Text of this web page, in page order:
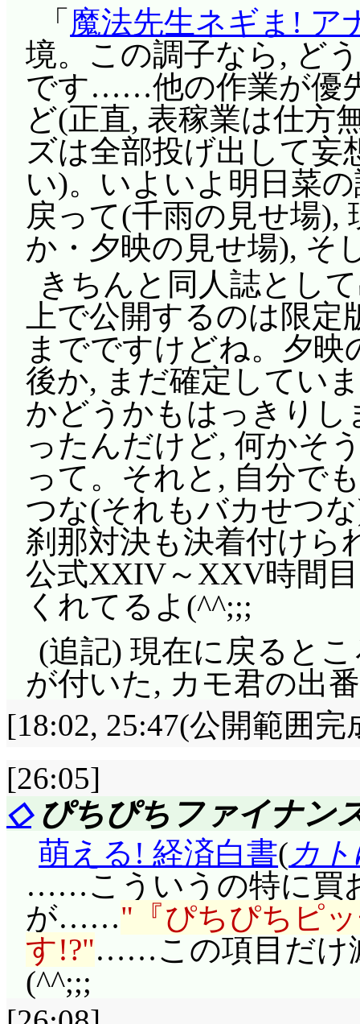
戦力にはなりません
動するその根性は認
うですけど(走れ悠二)
隙を突いてソラトに
エル豹変。とことん
文字通り全てのティ
ト, これは末路が見え
ールを守って」いる
だけじゃないと思う
「 魔法先生ネギま! ア
境。この調子なら, ど
です……他の作業が優
ど(正直, 表稼業は仕方
ズは全部投げ出して
い)。いよいよ明日菜
戻って(千雨の見せ場),
か・夕映の見せ場), そ
きちんと同人誌とし
上で公開するのは限
までですけどね。夕
後か, まだ確定してい
かどうかもはっきり
ったんだけど, 何かそ
って。それと, 自分で
つな(それもバカせつ
刹那対決も決着付けら
公式XXIV～XXV時間
くれてるよ(^^;;;
(追記) 現在に戻ると
が付いた, カモ君の出
[18:02, 25:47(公開範囲完
[26:05]
◇ぴちぴちファイナン
萌える! 経済白書( カ
……こういうの特に買
が……
『ぴちぴちピ
す!? ……この項目だけ
(^^;;;